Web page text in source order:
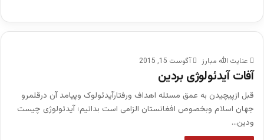
عنایت الله مبارز آگوست 15, 2015
آفات آیدئولوژی بردین
قبل ازپیچیدن به عمق مسئله اهداف ورفتارآیدئولوک وپیامد آن درقلمرو
جهان اسلام وبخصوص افغانستان الزامی است بدانیم؛ آیدئولوژی چیست
ودین…